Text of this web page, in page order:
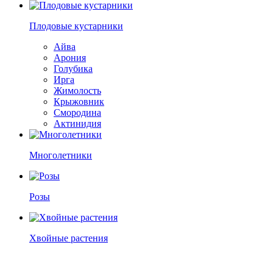
Плодовые кустарники
Айва
Арония
Голубика
Ирга
Жимолость
Крыжовник
Смородина
Актинидия
Многолетники
Розы
Хвойные растения